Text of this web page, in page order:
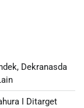
Dekranasda
I Ditarget